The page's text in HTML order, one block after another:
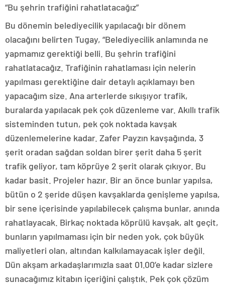
“Bu şehrin trafiğini rahatlatacağız”
Bu dönemin belediyecilik yapılacağı bir dönem
olacağını belirten Tugay, “Belediyecilik anlamında ne
yapmamız gerektiği belli. Bu şehrin trafiğini
rahatlatacağız. Trafiğinin rahatlaması için nelerin
yapılması gerektiğine dair detaylı açıklamayı ben
yapacağım size. Ana arterlerde sıkışıyor trafik,
buralarda yapılacak pek çok düzenleme var. Akıllı trafik
sisteminden tutun, pek çok noktada kavşak
düzenlemelerine kadar. Zafer Payzın kavşağında, 3
şerit oradan sağdan soldan birer şerit daha 5 şerit
trafik geliyor, tam köprüye 2 şerit olarak çıkıyor. Bu
kadar basit. Projeler hazır. Bir an önce bunlar yapılsa,
bütün o 2 şeride düşen kavşaklarda genişleme yapılsa,
bir sene içerisinde yapılabilecek çalışma bunlar, anında
rahatlayacak. Birkaç noktada köprülü kavşak, alt geçit,
bunların yapılmaması için bir neden yok, çok büyük
maliyetleri olan, altından kalkılamayacak işler değil.
Dün akşam arkadaşlarımızla saat 01.00’e kadar sizlere
sunacağımız kitabın içeriğini çalıştık. Pek çok çözüm